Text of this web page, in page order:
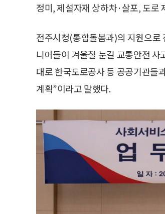
정미, 제설자재 상하차·살포, 도로
전주시청(통합돌봄과)의 지원으로
니어들이 겨울철 눈길 교통안전
대로 한국도로공사 등 공공기관들
계획”이라고 말했다.